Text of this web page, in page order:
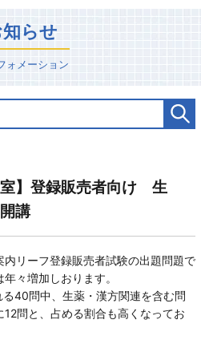
らせ
ォメーション
室】登録販売者向け 生
講
内リーフ登録販売者試験の出題問題で
々増加しおります。
40問中、生薬・漢方関連を含む問
問と、占める割合も高くなってお